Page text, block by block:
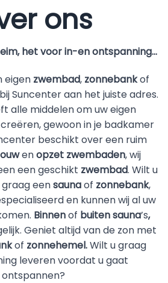
ons
het voor in-en ontspanning…
eigen zwembad, zonnebankof
Suncenter aan het juiste adres.
alle middelen om uw eigen
gewoon in je badkamer
beschikt over een ruim
enopzet zwembaden, wij
een geschikt zwembad. Wilt u
eensaunaof zonnebank,
en kunnen wij al uw
Binnenof buiten sauna’s,
Geniet altijd van de zon met
of zonnehemel.Wilt u graag
leveren voordat u gaat
ontspannen?